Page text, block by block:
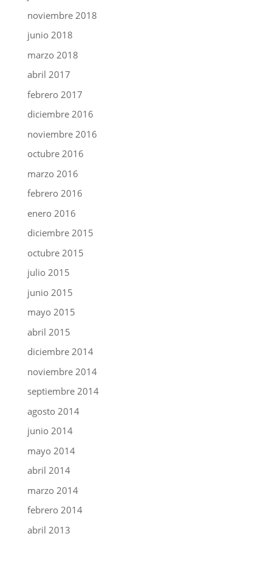
noviembre 2018
junio 2018
marzo 2018
abril 2017
febrero 2017
diciembre 2016
noviembre 2016
octubre 2016
marzo 2016
febrero 2016
enero 2016
diciembre 2015
octubre 2015
julio 2015
junio 2015
mayo 2015
abril 2015
diciembre 2014
noviembre 2014
septiembre 2014
agosto 2014
junio 2014
mayo 2014
abril 2014
marzo 2014
febrero 2014
abril 2013